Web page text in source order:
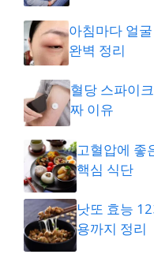
아침마다 얼
완벽 정리
혈당 스파이
짜 이유
고혈압에 좋
핵심 식단
낫또 효능
용까지 정리